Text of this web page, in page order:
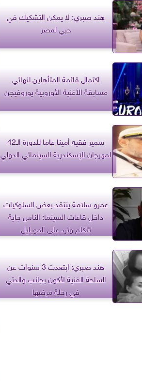
هند صبري: لا يمكن التشكيك في
حبي لمصر
اكتمال قائمة المتأهلين لنهائي
مسابقة الأغنية الأوروبية يوروفيجن
سمير فقيه أمينا عاما للدورة الـ42
لمهرجان الإسكندرية السينمائي الدولي
عمرو سلامة ينتقد بعض السلوكيات
داخل قاعات السينما: الناس جاية
تتكلم وترد على الموبايل
هند صبري: ابتعدت 3 سنوات عن
الساحة الفنية لأكون بجانب والدتي
في رحلة مرضها